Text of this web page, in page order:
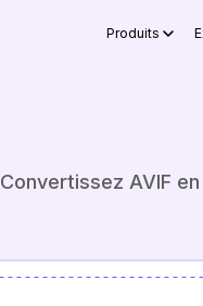
Produits
Convertissez AVIF